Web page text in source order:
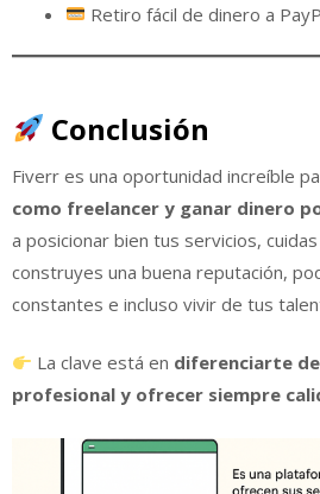
Retiro fácil de dinero a
Conclusión
Fiverr es una oportunidad increíble
como freelancer y ganar dinero
a posicionar bien tus servicios,
construyes una buena reputación,
constantes e incluso vivir de tus
La clave está en diferenciarte
profesional y ofrecer siempre